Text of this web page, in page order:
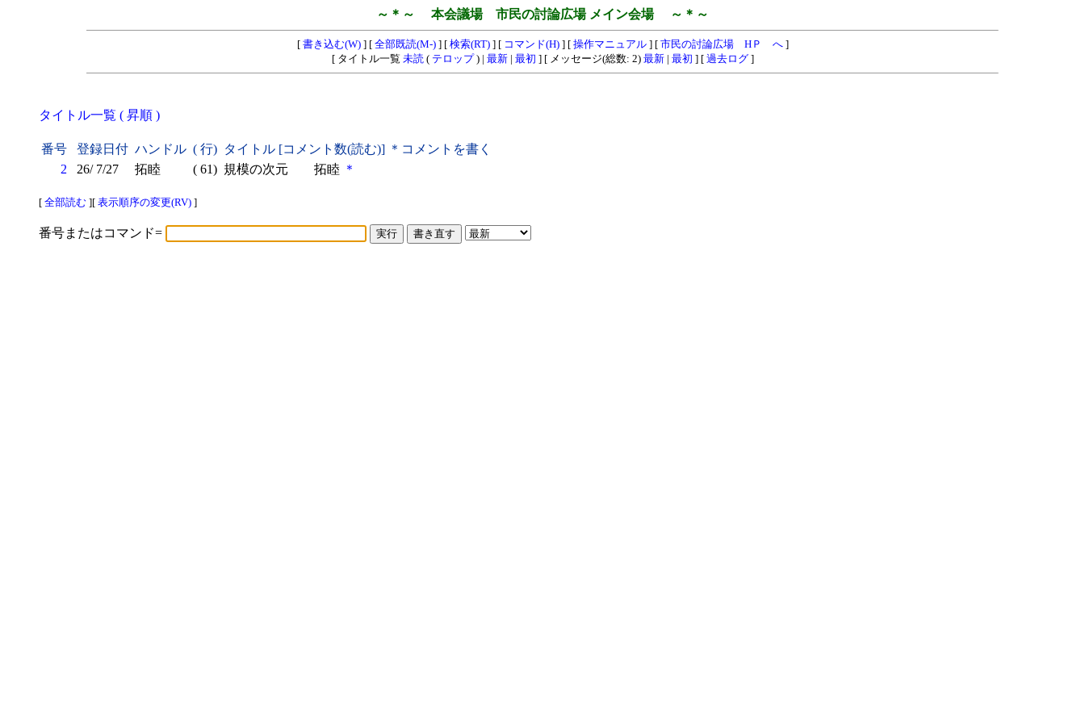
～＊～ 本会議場 市民の討論広場 メイン会場 ～＊～
[ 書き込む(W)] [ 全部既読(M-)] [ 検索(RT)] [ コマンド(H)] [ 操作マニュアル] [ 市民の討論広場 HＰ へ]
[ タイトル一覧 未読( テロップ) | 最新| 最初 ] [ メッセージ(総数: 2) 最新| 最初 ] [ 過去ログ]
タイトル一覧 ( 昇順 )
番号 登録日付 ハンドル ( 行) タイトル [コメント数(読む)] ＊コメントを書く
2
26/ 7/27 拓睦 ( 61) 規模の次元 拓睦 ＊
[ 全部読む ][ 表示順序の変更(RV) ]
番号またはコマンド=